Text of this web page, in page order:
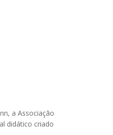
a Associação
didático criado